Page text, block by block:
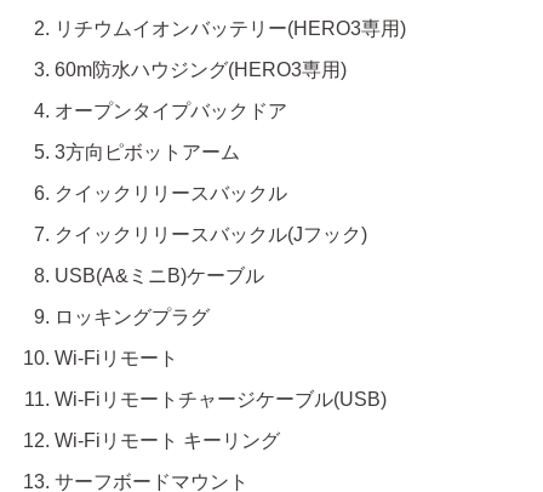
リチウムイオンバッテリー(HERO3専用)
60m防水ハウジング(HERO3専用)
オープンタイプバックドア
3方向ピボットアーム
クイックリリースバックル
クイックリリースバックル(Jフック)
USB(A&ミニB)ケーブル
ロッキングプラグ
Wi-Fiリモート
Wi-Fiリモートチャージケーブル(USB)
Wi-Fiリモート キーリング
サーフボードマウント